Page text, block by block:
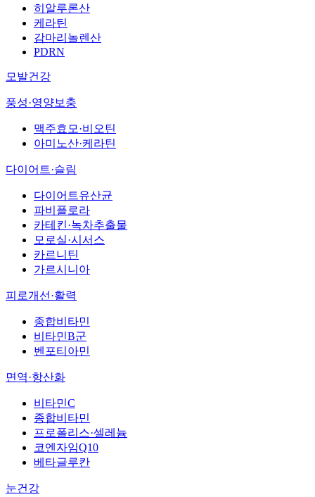
히알루론산
케라틴
감마리놀렌산
PDRN
모발건강
풍성·영양보충
맥주효모·비오틴
아미노산·케라틴
다이어트·슬림
다이어트유산균
파비플로라
카테킨·녹차추출물
모로실·시서스
카르니틴
가르시니아
피로개선·활력
종합비타민
비타민B군
벤포티아민
면역·항산화
비타민C
종합비타민
프로폴리스·셀레늄
코엔자임Q10
베타글루칸
눈건강